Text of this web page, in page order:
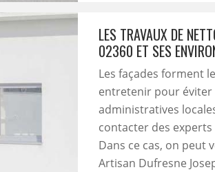
LES TRAVAUX DE
02360 ET SES
Les façades forment
entretenir pour éviter
administratives
contacter des
Dans ce cas, on peut
Artisan Dufresne